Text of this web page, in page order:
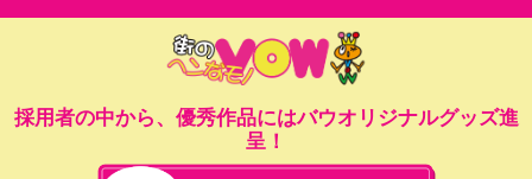
採用者の中から、優秀作品にはバウオリジナルグッズ進
呈！